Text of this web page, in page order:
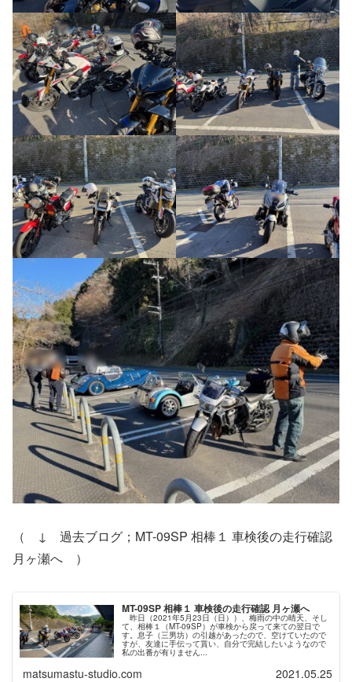
（ ↓ 過去ブログ；MT-09SP 相棒１ 車検後の走行確認
月ヶ瀬へ ）
MT-09SP 相棒１ 車検後の走行確認 月ヶ瀬へ
昨日（2021年5月23日（日））、梅雨の中の晴天、そし
て、相棒１（MT-09SP）が車検から戻って来ての翌日で
す。息子（三男坊）の引越があったので、空けていたので
すが、友達に手伝って貰い、自分で完結したいようなので
私の出番が有りません...
matsumastu-studio.com 2021.05.25